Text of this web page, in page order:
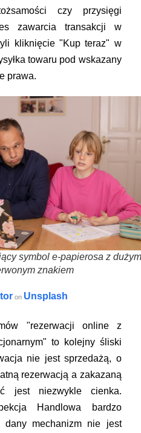
czy przysięgi
zawarcia transakcji w
kliknięcie "Kup teraz" w
towaru pod wskazany
prawa.
symbol e-papierosa z dużym
znakiem
on Unsplash
"rezerwacji online z
to kolejny śliski
nie jest sprzedażą, o
rezerwacją a zakazaną
jest niezwykle cienka.
Handlowa bardzo
dany mechanizm nie jest